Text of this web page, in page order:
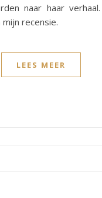
naar haar
recensie.
LEES MEER